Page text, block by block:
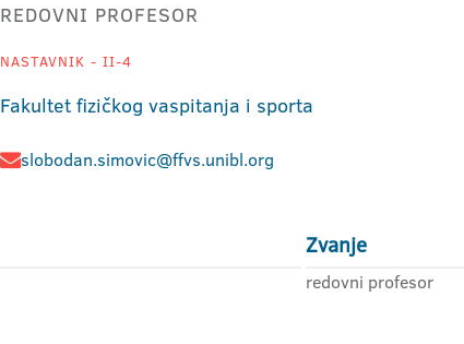
REDOVNI PROFESOR
NASTAVNIK - II-4
Fakultet fizičkog vaspitanja i sporta
slobodan.simovic@ffvs.unibl.org
Zvanje
redovni profesor